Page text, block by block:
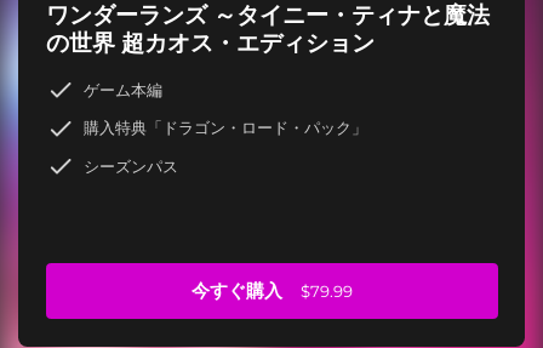
ワンダーランズ ～タイニー・ティナと魔法
の世界 超カオス・エディション
ゲーム本編
購入特典「ドラゴン・ロード・パック」
シーズンパス
今すぐ購入 $79.99